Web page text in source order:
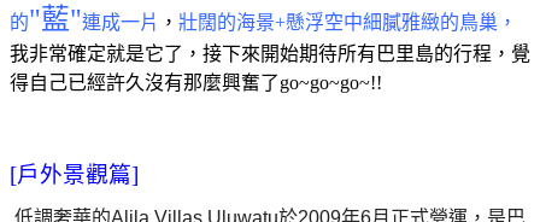
的"藍"連成一片 ， 壯闊的海景+懸浮空中細膩雅緻的鳥巢，
我非常確定就是它了，接下來開始期待所有巴里島的行程，覺
得自己已經許久沒有那麼興奮了go~go~go~!!
[戶外景觀篇]
低調奢華的Alila Villas Uluwatu於2009年6月正式營運，是巴